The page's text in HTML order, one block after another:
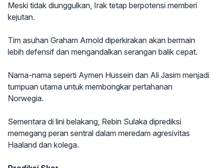
Meski tidak diunggulkan, Irak tetap berpotensi memberi
kejutan.
Tim asuhan Graham Arnold diperkirakan akan bermain
lebih defensif dan mengandalkan serangan balik cepat.
Nama-nama seperti Aymen Hussein dan Ali Jasim menjadi
tumpuan utama untuk membongkar pertahanan
Norwegia.
Sementara di lini belakang, Rebin Sulaka diprediksi
memegang peran sentral dalam meredam agresivitas
Haaland dan kolega.